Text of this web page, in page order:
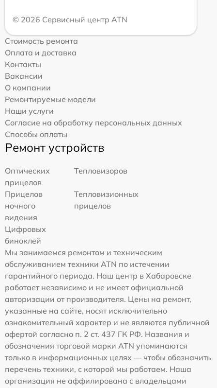
© 2026 Сервисный центр ATN
Стоимость ремонта
Оплата и доставка
Контакты
Вакансии
О компании
Ремонтируемые модели
Наши услуги
Согласие на обработку персональных данных
Способы оплаты
Ремонт устройств
Оптических
прицелов
Тепловизоров
Прицелов
ночного
видения
Тепловизионных
прицелов
Цифровых
биноклей
Мы занимаемся ремонтом и техническим
обслуживанием техники ATN по истечении
гарантийного периода. Наш центр в Хабаровске
работает независимо и не имеет официальной
авторизации от производителя. Цены на ремонт,
указанные на сайте, носят исключительно
ознакомительный характер и не являются публичной
офертой согласно п. 2 ст. 437 ГК РФ. Названия и
обозначения торговой марки ATN упоминаются
только в информационных целях — чтобы обозначить
перечень техники, с которой мы работаем. Наша
организация не аффилирована с владельцами